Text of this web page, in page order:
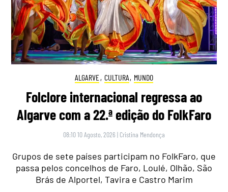
ALGARVE, CULTURA, MUNDO
Folclore internacional regressa ao
Algarve com a 22.ª edição do FolkFaro
08:10 10 Agosto, 2026 | Cristina Mendonça
Grupos de sete países participam no FolkFaro, que
passa pelos concelhos de Faro, Loulé, Olhão, São
Brás de Alportel, Tavira e Castro Marim